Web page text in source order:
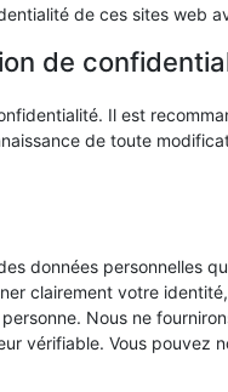
de ces sites web
de
Il est
de toute
données personnelles
clairement votre
Nous ne
vérifiable. Vous pouvez